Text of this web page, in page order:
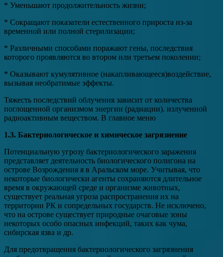
* Уменьшают продолжительность жизни;
* Сокращают показатели естественного прироста из-за
временной или полной стерилизации;
* Различными способами поражают гены, последствия
которого проявляются во втором или третьем поколении;
* Оказывают кумулятивное (накапливающееся)воздействие,
вызывая необратимые эффекты.
Тяжесть последствий облучения зависит от количества
поглощенной организмом энергии (радиации). излученной
радиоактивным веществом. В главное меню
1.3. Бактериологическое и химическое загрязнение
Потенциальную угрозу бактериологического заражения
представляет деятельность биологического полигона на
острове Возрождения я в Аральском море. Учитывая, что
некоторые биологически агенты сохраняются длительное
время в окружающей среде и организме животных,
существует реальная угроза распространения их на
территории РК и сопредельных государств. Не исключено,
что на острове существует природные очаговые зоны
некоторых особо опасных инфекций, таких как чума,
сибирская язва и др.
Для предотвращения бактериологического загрязнения